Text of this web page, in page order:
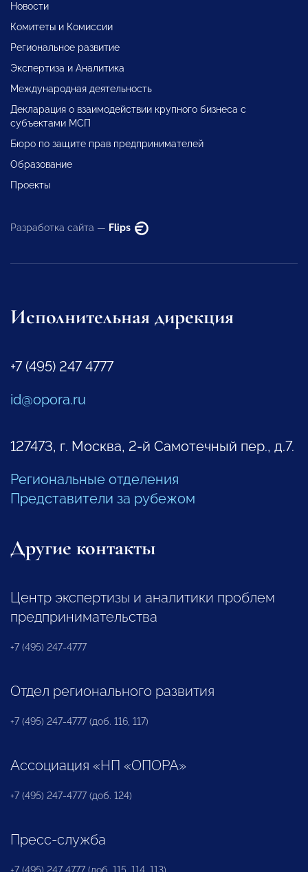
Новости
Комитеты и Комиссии
Региональное развитие
Экспертиза и Аналитика
Международная деятельность
Декларация о взаимодействии крупного бизнеса с
субъектами МСП
Бюро по защите прав предпринимателей
Образование
Проекты
Разработка сайта — Flips
Исполнительная дирекция
+7 (495) 247 4777
id@opora.ru
127473, г. Москва, 2-й Самотечный пер., д.7.
Региональные отделения
Представители за рубежом
Другие контакты
Центр экспертизы и аналитики проблем
предпринимательства
+7 (495) 247-4777
Отдел регионального развития
+7 (495) 247-4777 (доб. 116, 117)
Ассоциация «НП «ОПОРА»
+7 (495) 247-4777 (доб. 124)
Пресс-служба